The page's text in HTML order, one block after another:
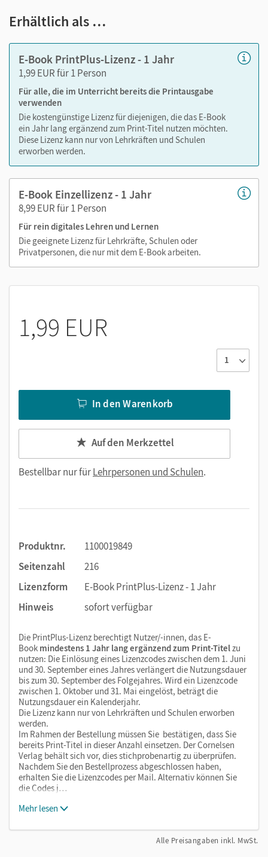
Lernen:
Notizen erstellen
Markierungen setzen
Text ergänzen
Lesezeichen hinzufügen
Suchen im Text
Zoomen
Erhältlich als …
E-Book PrintPlus-Lizenz - 1 Jahr
1,99 EUR für 1 Person
Für alle, die im Unterricht bereits die Printausgabe
verwenden
Die kostengünstige Lizenz für diejenigen, die das E-Book
ein Jahr lang ergänzend zum Print-Titel nutzen möchten.
Diese Lizenz kann nur von Lehrkräften und Schulen
erworben werden.
E-Book Einzellizenz - 1 Jahr
8,99 EUR für 1 Person
Für rein digitales Lehren und Lernen
Die geeignete Lizenz für Lehrkräfte, Schulen oder
Privatpersonen, die nur mit dem E-Book arbeiten.
1,99 EUR
In den Warenkorb
Auf den Merkzettel
Bestellbar nur fürLehrpersonen und Schulen.
Produktnr.
1100019849
Seitenzahl
216
Lizenzform
E-Book PrintPlus-Lizenz - 1 Jahr
Hinweis
sofort verfügbar
Die PrintPlus-Lizenz berechtigt Nutzer/-innen, das E-
Book mindestens 1 Jahr lang ergänzend zum Print-Titelzu
nutzen: Die Einlösung eines Lizenzcodes zwischen dem 1. Juni
und 30. September eines Jahres verlängert die Nutzungsdauer
bis zum 30. September des Folgejahres. Wird ein Lizenzcode
zwischen 1. Oktober und 31. Mai eingelöst, beträgt die
Nutzungsdauer ein Kalenderjahr.
Die Lizenz kann nur von Lehrkräften und Schulen erworben
werden.
Im Rahmen der Bestellung müssen Sie bestätigen, dass Sie
bereits Print-Titel in dieser Anzahl einsetzen. Der Cornelsen
Verlag behält sich vor, dies stichprobenartig zu überprüfen.
Nachdem Sie den Bestellprozess abgeschlossen haben,
erhalten Sie die Lizenzcodes per Mail. Alternativ können Sie
die Codes j…
Mehr lesen
Alle Preisangaben inkl. MwSt.